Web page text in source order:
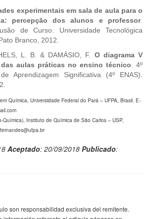
experimentais em sala de aula para o
percepção dos alunos e professor.
de Curso. Universidade Tecnológica
Branco, 2012.
L. B. & DAMÁSIO, F. O diagrama V
aulas práticas no ensino técnico . 4º
Aprendizagem Significativa (4º ENAS).
Química, Universidade Federal do Pará – UFPA, Brasil. E-
Química), Instituto de Química de São Carlos – USP,
Aceptado: 20/09/2018 Publicado:
son responsabilidad exclusiva del remitente.